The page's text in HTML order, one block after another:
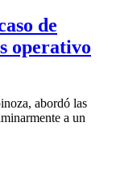
de
operativo
abordó las
a un